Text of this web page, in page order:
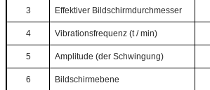
3 Effektiver Bildschirmdurchmesser
4 Vibrationsfrequenz (t / min)
5 Amplitude (der Schwingung)
6 Bildschirmebene